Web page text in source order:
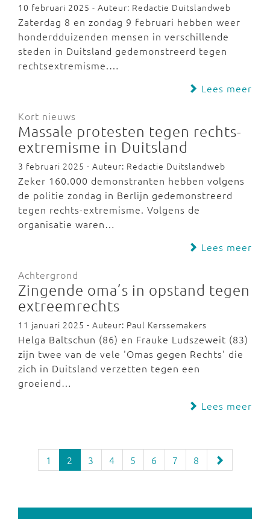
10 februari 2025 - Auteur: Redactie Duitslandweb
Zaterdag 8 en zondag 9 februari hebben weer
honderdduizenden mensen in verschillende
steden in Duitsland gedemonstreerd tegen
rechtsextremisme.…
Lees meer
Kort nieuws
Massale protesten tegen rechts-
extremisme in Duitsland
3 februari 2025 - Auteur: Redactie Duitslandweb
Zeker 160.000 demonstranten hebben volgens
de politie zondag in Berlijn gedemonstreerd
tegen rechts-extremisme. Volgens de
organisatie waren…
Lees meer
Achtergrond
Zingende oma’s in opstand tegen
extreemrechts
11 januari 2025 - Auteur: Paul Kerssemakers
Helga Baltschun (86) en Frauke Ludszeweit (83)
zijn twee van de vele 'Omas gegen Rechts' die
zich in Duitsland verzetten tegen een
groeiend…
Lees meer
1 2 3 4 5 6 7 8